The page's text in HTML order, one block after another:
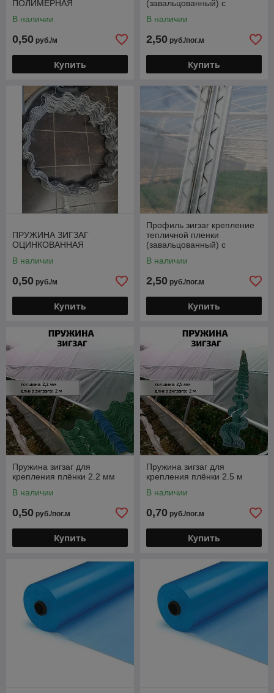
ПОЛИМЕРНАЯ
В наличии
0,50 руб./м
Купить
(завальцованный) с
покрытии
В наличии
2,50 руб./пог.м
Купить
ПРУЖИНА ЗИГЗАГ
ОЦИНКОВАННАЯ
В наличии
0,50 руб./м
Купить
Профиль зигзаг крепление
тепличной пленки
(завальцованный) с
В наличии
2,50 руб./пог.м
Купить
Пружина зигзаг для
крепления плёнки 2.2 мм
В наличии
0,50 руб./пог.м
Купить
Пружина зигзаг для
крепления плёнки 2.5 м
В наличии
0,70 руб./пог.м
Купить